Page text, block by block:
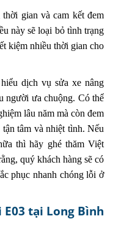
gian và cam kết đem
này sẽ loại bỏ tình trạng
kiệm nhiều thời gian cho
dịch vụ sửa xe nâng
người ưa chuộng. Có thể
lâu năm mà còn đem
tâm và nhiệt tình. Nếu
thì hãy ghé thăm Việt
quý khách hàng sẽ có
phục nhanh chóng lỗi ở
tại Long Bình